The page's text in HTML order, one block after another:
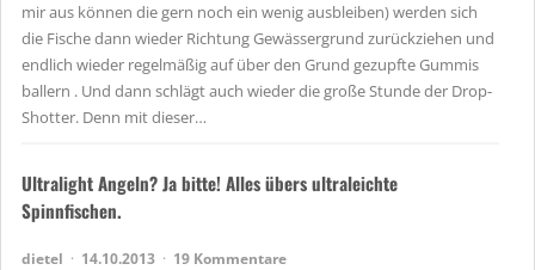
mir aus können die gern noch ein wenig ausbleiben) werden sich
die Fische dann wieder Richtung Gewässergrund zurückziehen und
endlich wieder regelmäßig auf über den Grund gezupfte Gummis
ballern . Und dann schlägt auch wieder die große Stunde der Drop-
Shotter. Denn mit dieser…
Ultralight Angeln? Ja bitte! Alles übers ultraleichte
Spinnfischen.
dietel 14.10.2013 19 Kommentare